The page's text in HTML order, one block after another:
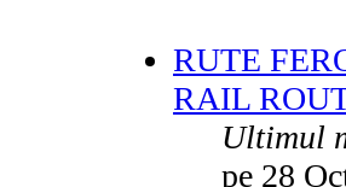
RUTE
RAIL
Ultimul
pe 28